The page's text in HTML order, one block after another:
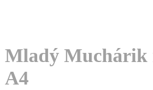
Mladý
A4